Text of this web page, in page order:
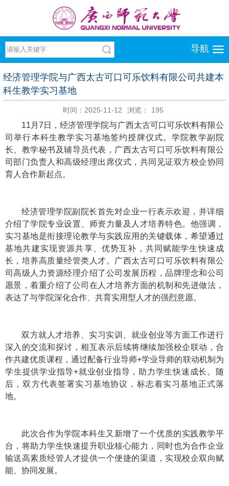
导航
经济管理学院与广西太古可口可乐饮料有限公司共建本
科生教学实习基地
时间：2025-11-12 浏览： 195
11月7日，经济管理学院与广西太古可口可乐饮料有限公
司举行本科生教学实习基地签约授牌仪式。学院教学副院
长、教学秘书及辅导员代表，广西太古可口可乐饮料有限公
司部门负责人和高级经理出席仪式，共同见证双方校企协同
育人合作新起点。
经济管理学院副院长首先对企业一行表示欢迎，并详细
介绍了学院专业设置、师资力量及人才培养特色。他强调，
实习基地是衔接理论教学与实践应用的关键载体，希望通过
基地共建实现资源共享、优势互补，共同赋能学生快速成
长，培养高质量经管类人才。广西太古可口可乐饮料有限公
司高级人力资源经理介绍了公司发展历程，品牌理念和公司
愿景，着重介绍了公司在人才培养方面的机制和先进做法，
表达了与学院深化合作、共育实用型人才的强烈意愿。
双方就人才培养、实习实训、就业创业等方面工作进行
深入的交流和探讨，相互表示后续将继续加强校企联动，合
作共建优质课程，通过配备行业导师+学业导师的联动机制为
学生提供学业指导+就业创业指导，助力学生快速成长。随
后，双方代表签署实习基地协议，标志着实习基地正式落
地。
此次合作为学院本科生又新增了一个优质的实践教学平
台，将助力学生快速提升职业核心能力，同时也为合作企业
输送高素质经管人才提供一个便捷的渠道，实现校企双向赋
能、协同发展。